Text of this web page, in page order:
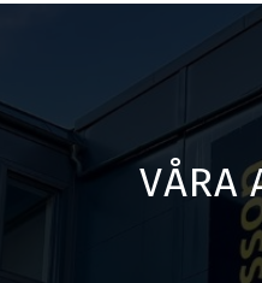
VÅRA